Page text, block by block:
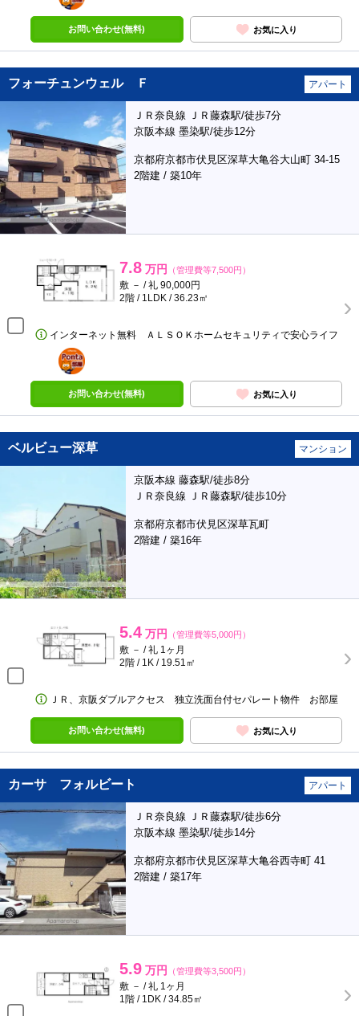
お問い合わせ(無料) お気に入り
フォーチュンウェル Ｆ アパート
ＪＲ奈良線 ＪＲ藤森駅/徒歩7分
京阪本線 墨染駅/徒歩12分
京都府京都市伏見区深草大亀谷大山町 34-15
2階建 / 築10年
7.8 万円 （管理費等7,500円）
敷 － / 礼 90,000円
2階 / 1LDK / 36.23㎡
インターネット無料 ＡＬＳＯＫホームセキュリティで安心ライフ
ポンタ
部屋
お問い合わせ(無料) お気に入り
ベルビュー深草 マンション
京阪本線 藤森駅/徒歩8分
ＪＲ奈良線 ＪＲ藤森駅/徒歩10分
京都府京都市伏見区深草瓦町
2階建 / 築16年
5.4 万円 （管理費等5,000円）
敷 － / 礼 1ヶ月
2階 / 1K / 19.51㎡
ＪＲ、京阪ダブルアクセス 独立洗面台付セパレート物件 お部屋
お問い合わせ(無料) お気に入り
カーサ フォルビート アパート
ＪＲ奈良線 ＪＲ藤森駅/徒歩6分
京阪本線 墨染駅/徒歩14分
京都府京都市伏見区深草大亀谷西寺町 41
2階建 / 築17年
5.9 万円 （管理費等3,500円）
敷 － / 礼 1ヶ月
1階 / 1DK / 34.85㎡